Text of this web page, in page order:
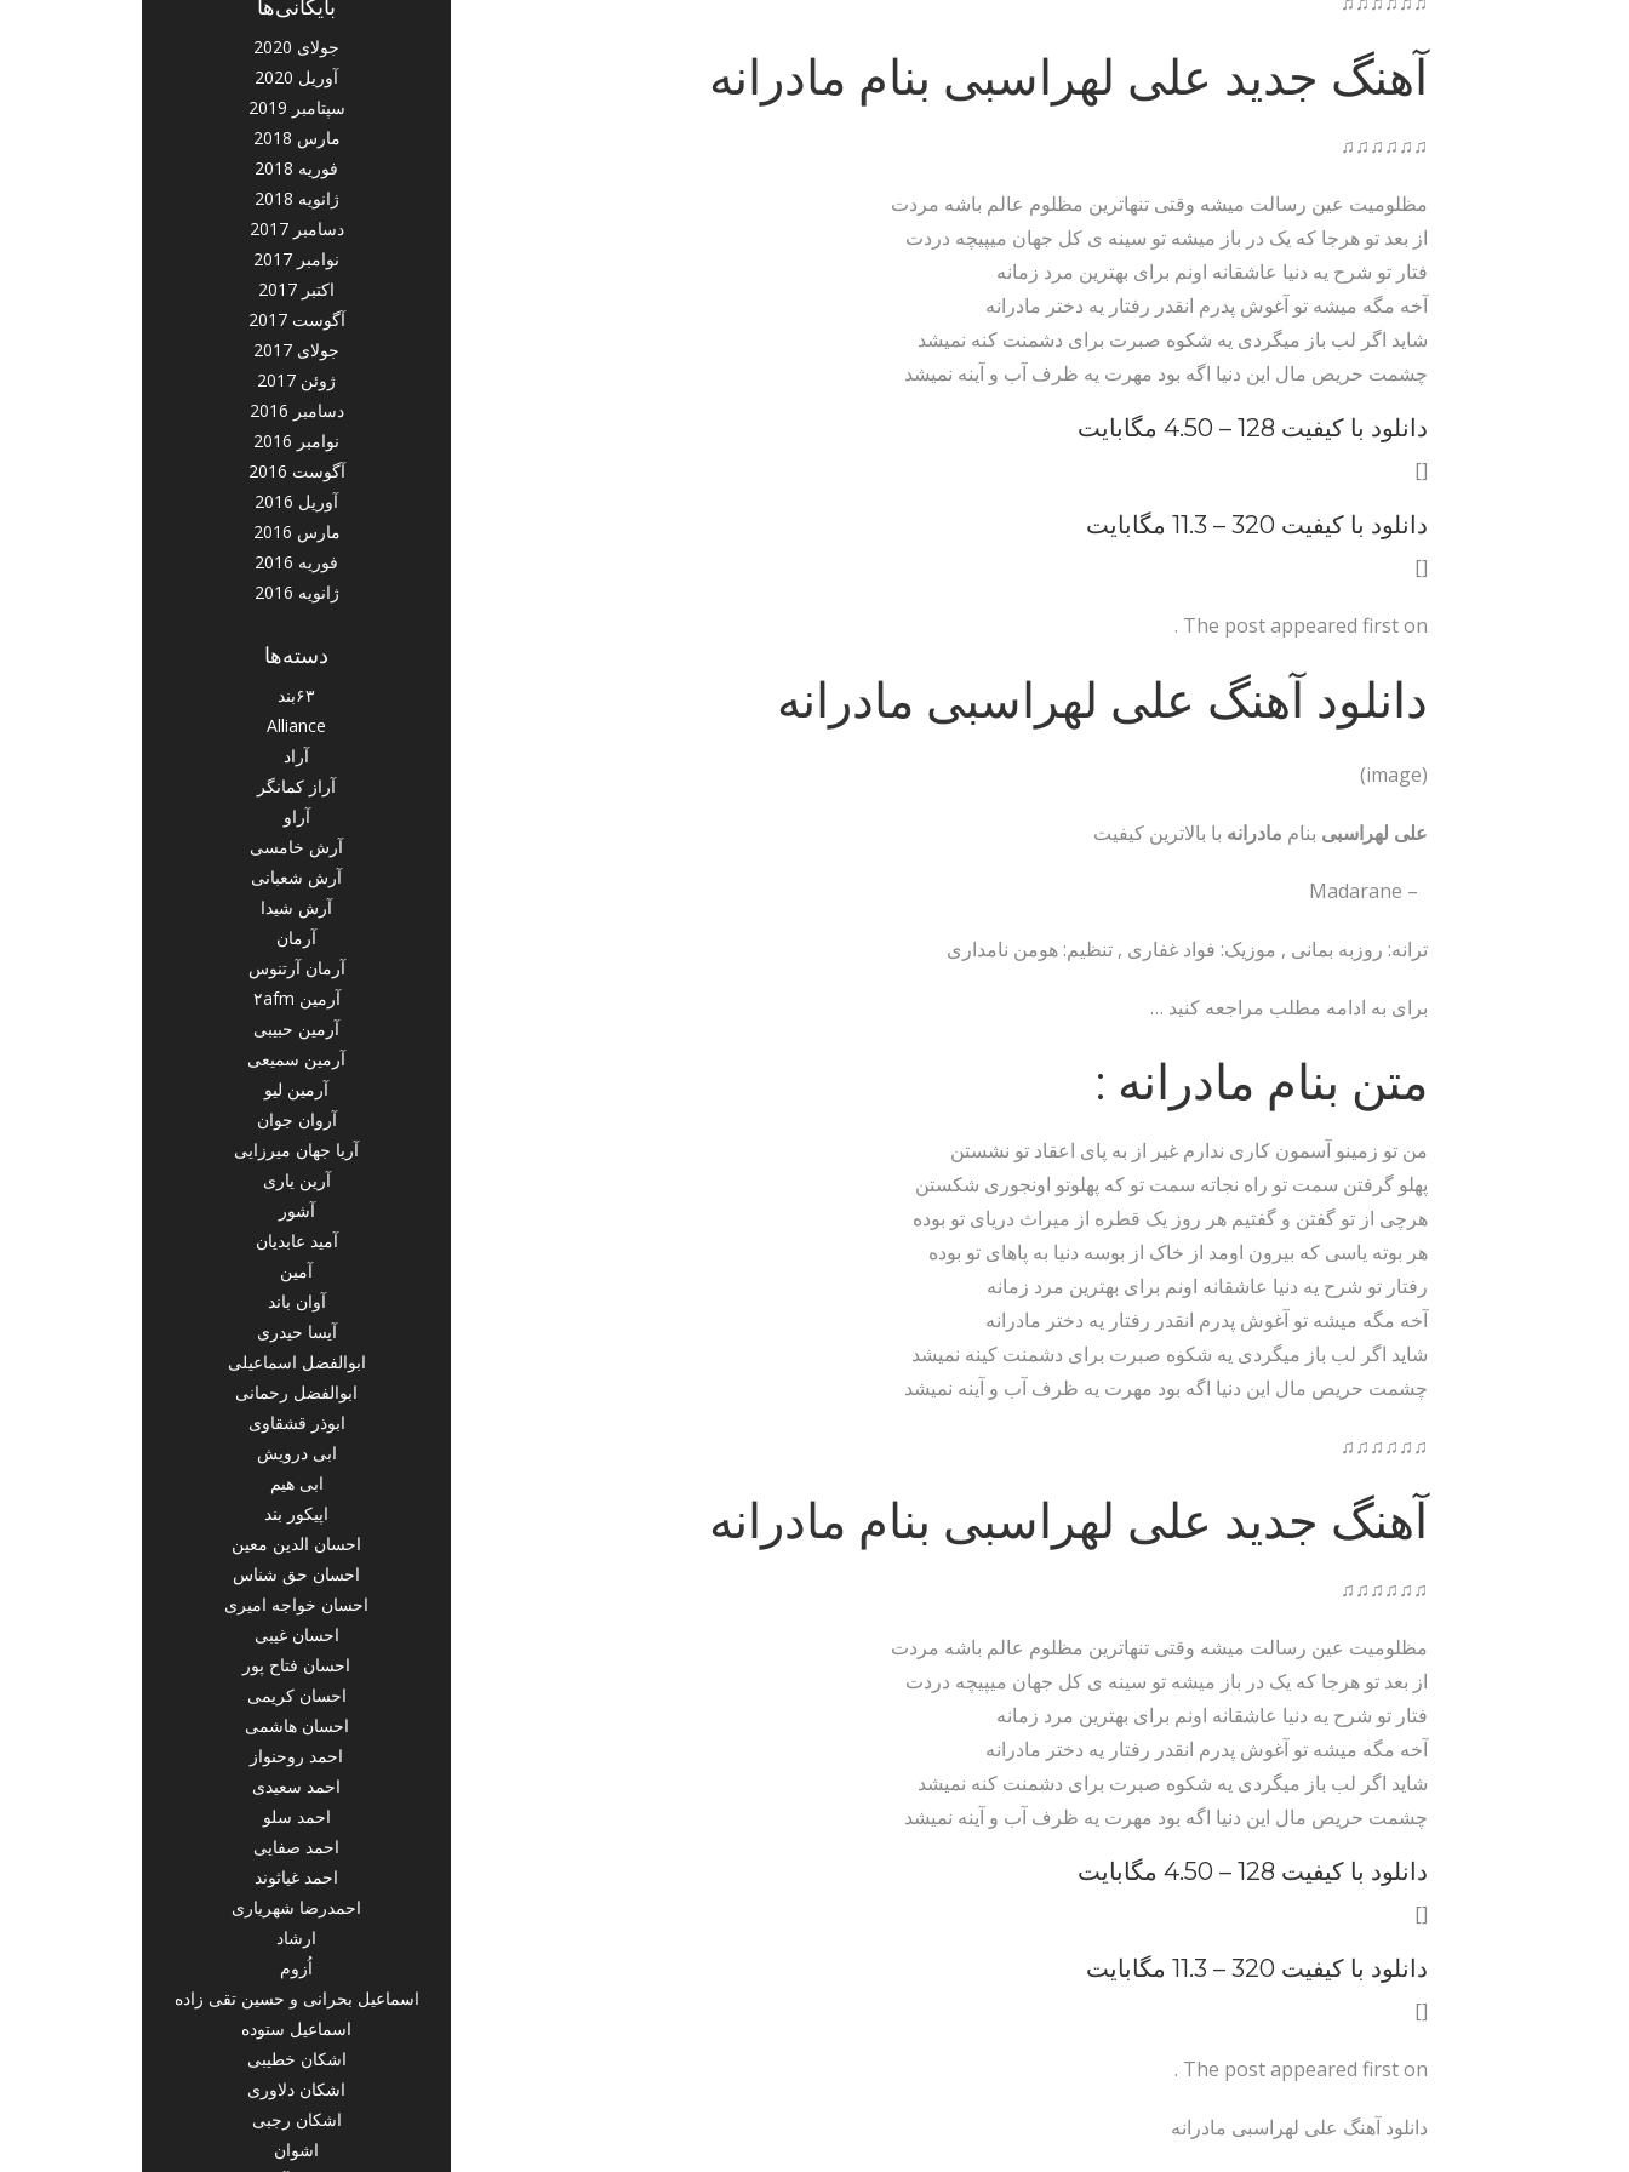
بایگانی‌ها
جولای 2020
آوریل 2020
سپتامبر 2019
مارس 2018
فوریه 2018
ژانویه 2018
دسامبر 2017
نوامبر 2017
اکتبر 2017
آگوست 2017
جولای 2017
ژوئن 2017
دسامبر 2016
نوامبر 2016
آگوست 2016
آوریل 2016
مارس 2016
فوریه 2016
ژانویه 2016
دسته‌ها
۶۳بند
Alliance
آراد
آراز کمانگر
آراو
آرش خامسی
آرش شعبانی
آرش شیدا
آرمان
آرمان آرتنوس
آرمین ۲afm
آرمین حبیبی
آرمین سمیعی
آرمین لیو
آروان جوان
آریا جهان میرزایی
آرین یاری
آشور
آمید عابدیان
آمین
آوان باند
آیسا حیدری
ابوالفضل اسماعیلی
ابوالفضل رحمانی
ابوذر قشقاوی
ابی درویش
ابی هیم
اپیکور بند
احسان الدین معین
احسان حق شناس
احسان خواجه امیری
احسان غیبی
احسان فتاح پور
احسان کریمی
احسان هاشمی
احمد روحنواز
احمد سعیدی
احمد سلو
احمد صفایی
احمد غیاثوند
احمدرضا شهریاری
ارشاد
اُزوم
اسماعیل بحرانی و حسین تقی زاده
اسماعیل ستوده
اشکان خطیبی
اشکان دلاوری
اشکان رجبی
اشوان
آهنگ جدید علی لهراسبی بنام مادرانه
♫♫♫♫♫♫
مظلومیت عین رسالت میشه وقتی تنهاترین مظلوم عالم باشه مردت
از بعد تو هرجا که یک در باز میشه تو سینه ی کل جهان میپیچه دردت
فتار تو شرح یه دنیا عاشقانه اونم برای بهترین مرد زمانه
آخه مگه میشه تو آغوش پدرم انقدر رفتار یه دختر مادرانه
شاید اگر لب باز میگردی یه شکوه صبرت برای دشمنت کنه نمیشد
چشمت حریص مال این دنیا اگه بود مهرت یه ظرف آب و آینه نمیشد
دانلود با کیفیت 128 – 4.50 مگابایت
[]
دانلود با کیفیت 320 – 11.3 مگابایت
[]
The post appeared first on .
دانلود آهنگ علی لهراسبی مادرانه
(image)
علی لهراسبی بنام مادرانه با بالاترین کیفیت
– Madarane
ترانه: روزبه بمانی , موزیک: فواد غفاری , تنظیم: هومن نامداری
برای به ادامه مطلب مراجعه کنید …
متن بنام مادرانه :
من تو زمینو آسمون کاری ندارم غیر از به پای اعقاد تو نشستن
پهلو گرفتن سمت تو راه نجاته سمت تو که پهلوتو اونجوری شکستن
هرچی از تو گفتن و گفتیم هر روز یک قطره از میراث دریای تو بوده
هر بوته یاسی که بیرون اومد از خاک از بوسه دنیا به پاهای تو بوده
رفتار تو شرح یه دنیا عاشقانه اونم برای بهترین مرد زمانه
آخه مگه میشه تو آغوش پدرم انقدر رفتار یه دختر مادرانه
شاید اگر لب باز میگردی یه شکوه صبرت برای دشمنت کینه نمیشد
چشمت حریص مال این دنیا اگه بود مهرت یه ظرف آب و آینه نمیشد
♫♫♫♫♫♫
آهنگ جدید علی لهراسبی بنام مادرانه
♫♫♫♫♫♫
مظلومیت عین رسالت میشه وقتی تنهاترین مظلوم عالم باشه مردت
از بعد تو هرجا که یک در باز میشه تو سینه ی کل جهان میپیچه دردت
فتار تو شرح یه دنیا عاشقانه اونم برای بهترین مرد زمانه
آخه مگه میشه تو آغوش پدرم انقدر رفتار یه دختر مادرانه
شاید اگر لب باز میگردی یه شکوه صبرت برای دشمنت کنه نمیشد
چشمت حریص مال این دنیا اگه بود مهرت یه ظرف آب و آینه نمیشد
دانلود با کیفیت 128 – 4.50 مگابایت
[]
دانلود با کیفیت 320 – 11.3 مگابایت
[]
The post appeared first on .
دانلود آهنگ علی لهراسبی مادرانه